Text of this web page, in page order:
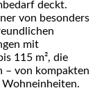
deckt.
von besonders
mit
115 m², die
– von kompakten